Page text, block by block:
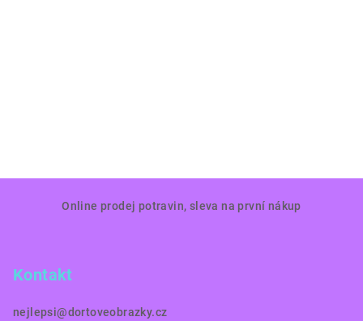
Online prodej potravin, sleva na první nákup
Kontakt
nejlepsi@dortoveobrazky.cz